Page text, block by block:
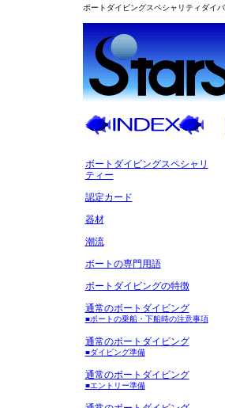
ボートダイビングスペシャリティダイ
ボートダイビングスペシャリ
ティー
認定カード
器材
潮流
ボートの専門用語
ボートダイビングの特徴
通常のボートダイビング
■ボートの乗船・下船時の注意事項
通常のボートダイビング
■ダイビング準備
通常のボートダイビング
■エントリー準備